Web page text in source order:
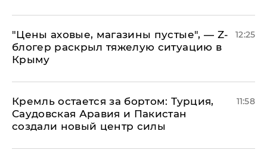
​"Цены аховые, магазины пустые", — Z-
блогер раскрыл тяжелую ситуацию в
Крыму
12:25
​Кремль остается за бортом: Турция,
Саудовская Аравия и Пакистан
создали новый центр силы
11:58